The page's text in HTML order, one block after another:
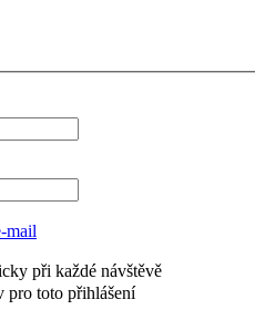
mail
při každé návštěvě
pro toto přihlášení